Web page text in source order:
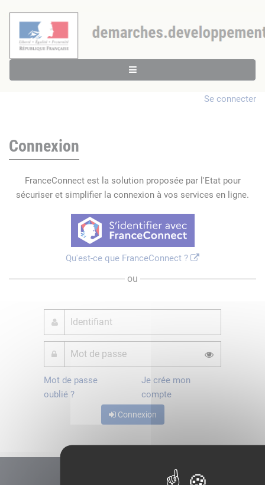
Se connecter
Connexion
FranceConnect est la solution proposée par l'Etat pour
sécuriser et simplifier la connexion à vos services en ligne.
Qu'est-ce que FranceConnect ?
ou
Mot de passe
oublié ?
Je crée mon
compte
Connexion